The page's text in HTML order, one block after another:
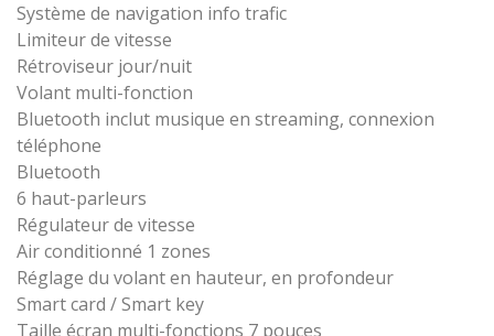
Système de navigation info trafic
Limiteur de vitesse
Rétroviseur jour/nuit
Volant multi-fonction
Bluetooth inclut musique en streaming, connexion
téléphone
Bluetooth
6 haut-parleurs
Régulateur de vitesse
Air conditionné 1 zones
Réglage du volant en hauteur, en profondeur
Smart card / Smart key
Taille écran multi-fonctions 7 pouces